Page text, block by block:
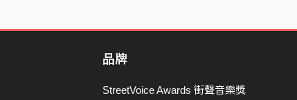
品牌
StreetVoice Awards 街聲音樂獎